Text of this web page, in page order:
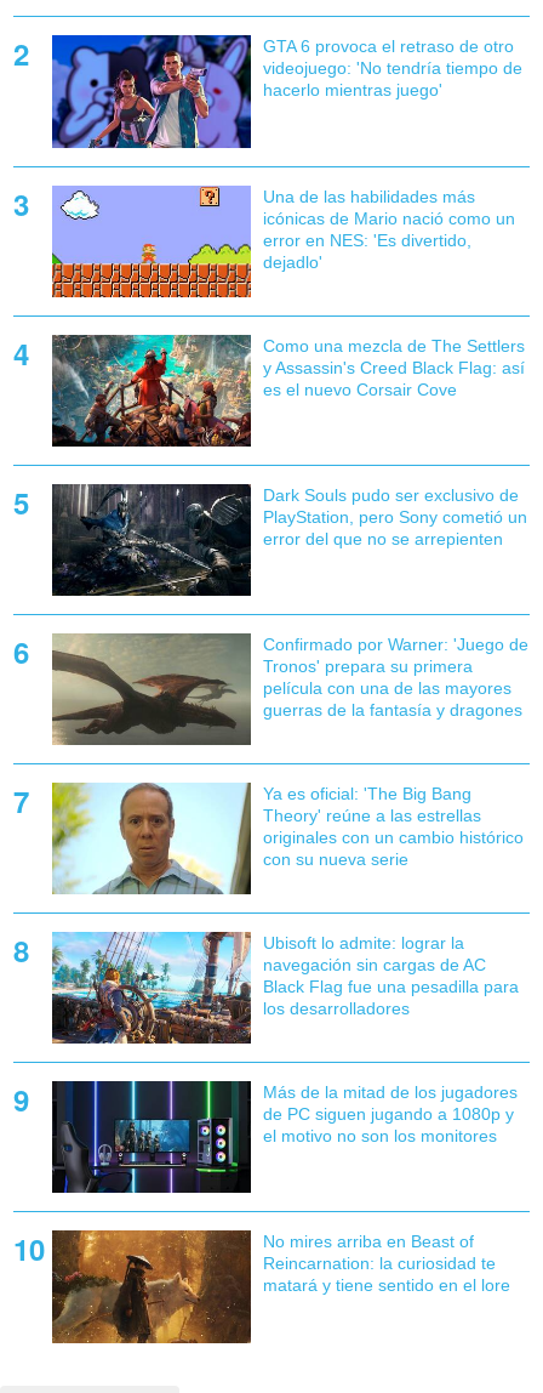
GTA 6 provoca el retraso de otro
videojuego: 'No tendría tiempo de
hacerlo mientras juego'
Una de las habilidades más
icónicas de Mario nació como un
error en NES: 'Es divertido,
dejadlo'
Como una mezcla de The Settlers
y Assassin's Creed Black Flag: así
es el nuevo Corsair Cove
Dark Souls pudo ser exclusivo de
PlayStation, pero Sony cometió un
error del que no se arrepienten
Confirmado por Warner: 'Juego de
Tronos' prepara su primera
película con una de las mayores
guerras de la fantasía y dragones
Ya es oficial: 'The Big Bang
Theory' reúne a las estrellas
originales con un cambio histórico
con su nueva serie
Ubisoft lo admite: lograr la
navegación sin cargas de AC
Black Flag fue una pesadilla para
los desarrolladores
Más de la mitad de los jugadores
de PC siguen jugando a 1080p y
el motivo no son los monitores
No mires arriba en Beast of
Reincarnation: la curiosidad te
matará y tiene sentido en el lore